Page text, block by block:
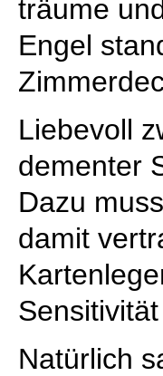
träume
Engel
Liebevoll
dementer
Dazu
damit
Natürlich